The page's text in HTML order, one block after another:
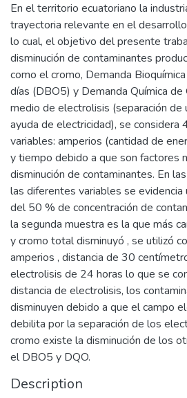
En el territorio ecuatoriano la
trayectoria relevante en el
lo cual, el objetivo del presente
disminución de contaminantes
como el cromo, Demanda
días (DBO5) y Demanda Química
medio de electrolisis (separación de
ayuda de electricidad), se considera
variables: amperios (cantidad de
y tiempo debido a que son factores
disminución de contaminantes. En
las diferentes variables se evidencia
del 50 % de concentración de
la segunda muestra es la que más
y cromo total disminuyó , se utilizó
amperios , distancia de 30
electrolisis de 24 horas lo que se
distancia de electrolisis, los
disminuyen debido a que el campo
debilita por la separación de los
cromo existe la disminución de los
el DBO5 y DQO.
Description